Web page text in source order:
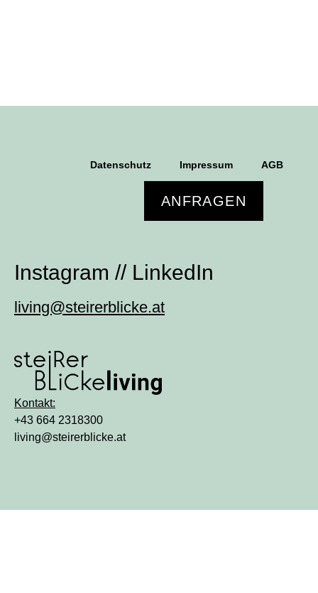
Kontakt:
+43 664 2318300
living@steirerblicke.at
Datenschutz Impressum AGB
ANFRAGEN
Instagram // LinkedIn
living@steirerblicke.at